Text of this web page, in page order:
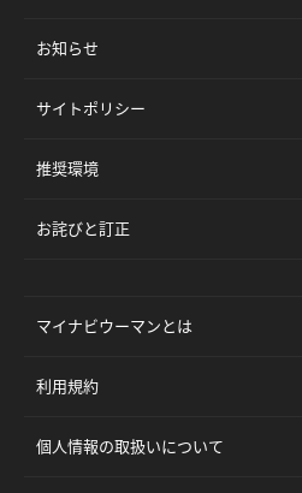
お知らせ
サイトポリシー
推奨環境
お詫びと訂正
マイナビウーマンとは
利用規約
個人情報の取扱いについて